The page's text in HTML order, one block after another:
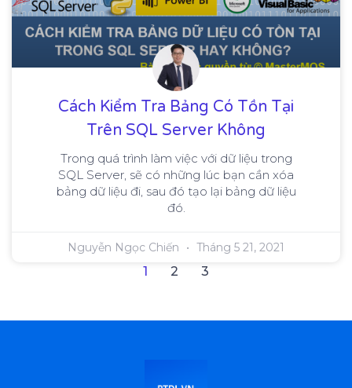
Cách Kiểm Tra Bảng Có Tồn Tại
Trên SQL Server Không
Trong quá trình làm việc với dữ liệu trong
SQL Server, sẽ có những lúc bạn cần xóa
bảng dữ liệu đi, sau đó tạo lại bảng dữ liệu
đó.
Nguyễn Ngọc Chiến Tháng 5 21, 2021
1 2 3